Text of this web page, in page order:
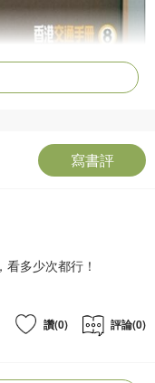
寫書評
多少次都行！
讚(0) 評論(0)